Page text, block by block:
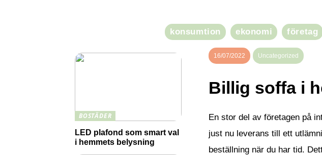
konsumtion ekonomi företag
16/07/2022 Uncategorized
Billig soffa i
En stor del av företagen på
just nu leverans till ett
beställning när du har tid.
BOSTÄDER
LED plafond som smart val
i hemmets belysning